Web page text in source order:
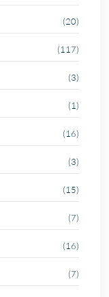
(20)
(117)
(3)
(1)
(16)
(3)
(15)
(7)
(16)
(7)